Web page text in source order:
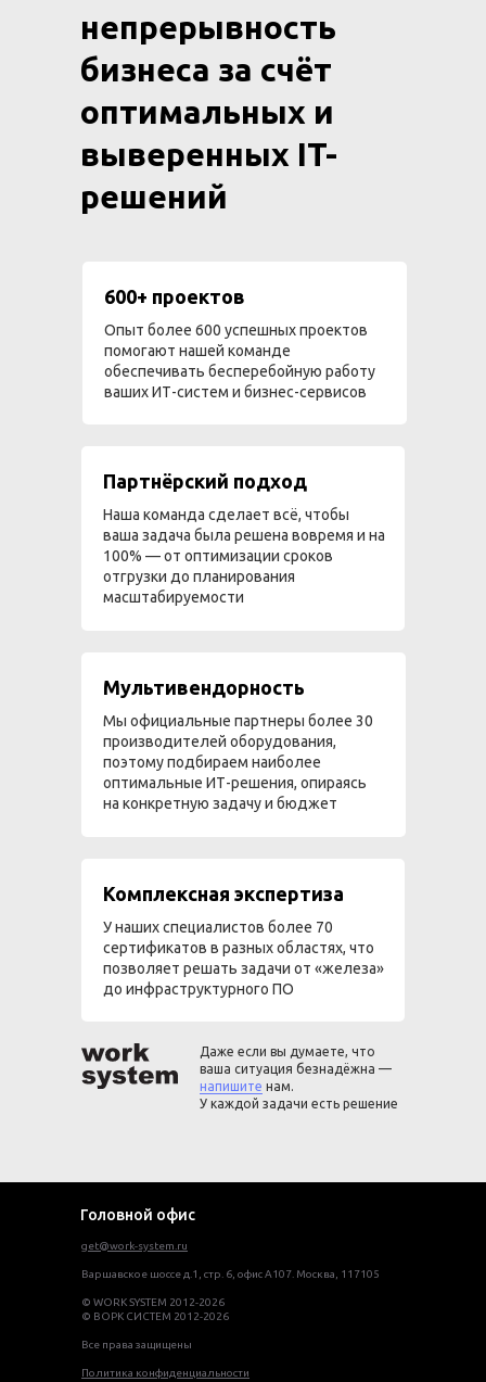
непрерывность
бизнеса за счёт
оптимальных и
выверенных IT-
решений
600+ проектов
Опыт более 600 успешных проектов
помогают нашей команде
обеспечивать бесперебойную работу
ваших ИТ-систем и бизнес-сервисов
Мультивендорность
Мы официальные партнеры более 30
производителей оборудования,
поэтому подбираем наиболее
оптимальные ИТ-решения, опираясь
на конкретную задачу и бюджет
Комплексная экспертиза
У наших специалистов более 70
сертификатов в разных областях, что
позволяет решать задачи от «железа»
до инфраструктурного ПО
Партнёрский подход
Наша команда сделает всё, чтобы
ваша задача была решена вовремя и на
100% — от оптимизации сроков
отгрузки до планирования
масштабируемости
Даже если вы думаете, что
ваша ситуация безнадёжна —
напишите нам.
У каждой задачи есть решение
get@work-system.ru
Варшавское шоссе д.1, стр. 6, офис А107. Москва, 117105
© WORK SYSTEM 2012-2026
© ВОРК СИСТЕМ 2012-2026
Все права защищены
Политика конфиденциальности
Головной офис